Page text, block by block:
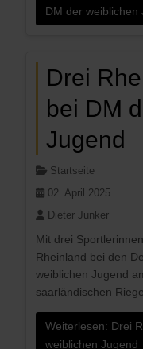
DM der weiblichen
Drei
bei DM
Jugend
Startseite
02. April 2025
Dieter Junker
Mit drei
Rheinland bei den
weiblichen Jugend
saarländischen
Weiterlesen: Drei
weiblichen Jugend